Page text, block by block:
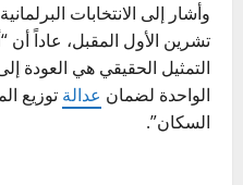
تشرين الأول المقبل، عاداً
التمثيل الحقيقي هي العودة إلى
الواحدة لضمان عدالة توزيع
السكان”.